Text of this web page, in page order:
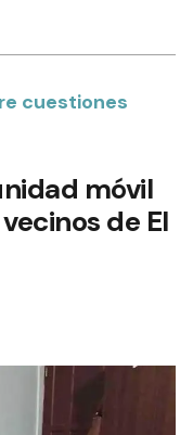
cuestiones
móvil
de El